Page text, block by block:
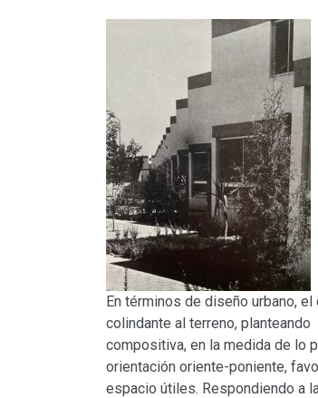
En términos de diseño urbano,
colindante al terreno,
compositiva, en la medida de lo
orientación oriente-poniente,
espacio útiles. Respondiendo a